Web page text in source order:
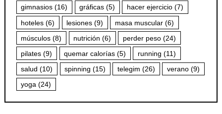
gimnasios (16) gráficas (5) hacer ejercicio (7)
hoteles (6) lesiones (9) masa muscular (6)
músculos (8) nutrición (6) perder peso (24)
pilates (9) quemar calorías (5) running (11)
salud (10) spinning (15) telegim (26) verano (9)
yoga (24)